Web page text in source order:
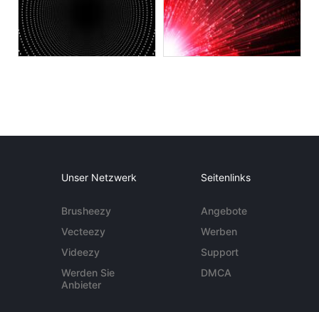
Unser Netzwerk
Brusheezy
Vecteezy
Videezy
Werden Sie
Anbieter
Seitenlinks
Angebote
Werben
Support
DMCA